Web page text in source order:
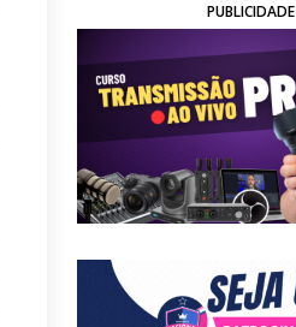
PUBLICIDADE